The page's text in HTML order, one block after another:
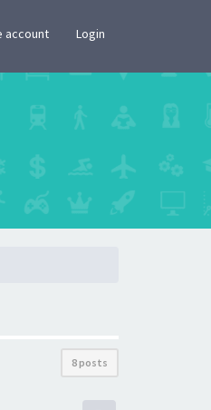
account Login
8 posts